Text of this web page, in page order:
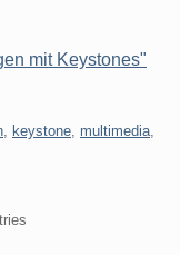
mit Keystones"
keystone multimedia